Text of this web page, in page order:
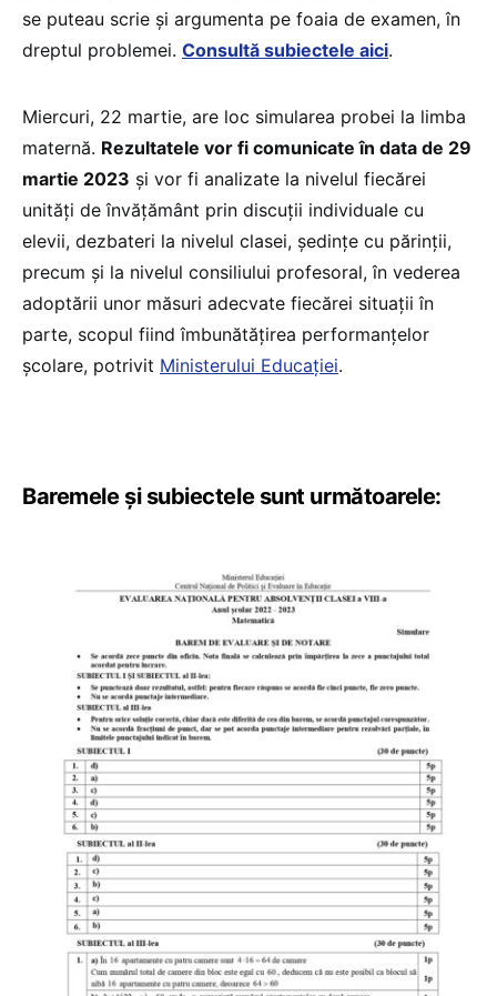
se puteau scrie și argumenta pe foaia de examen, în
dreptul problemei. Consultă subiectele aici.
Miercuri, 22 martie, are loc simularea probei la limba
maternă. Rezultatele vor fi comunicate în data de 29
martie 2023 și vor fi analizate la nivelul fiecărei
unități de învățământ prin discuții individuale cu
elevii, dezbateri la nivelul clasei, ședințe cu părinții,
precum și la nivelul consiliului profesoral, în vederea
adoptării unor măsuri adecvate fiecărei situații în
parte, scopul fiind îmbunătățirea performanțelor
școlare, potrivit Ministerului Educației.
Baremele și subiectele sunt următoarele: